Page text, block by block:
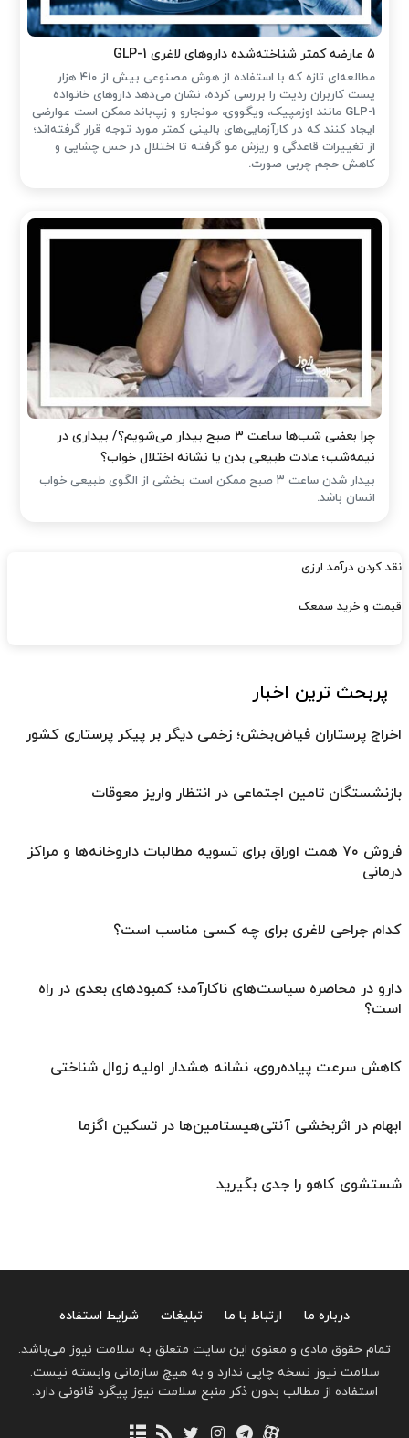
۵ عارضه کمتر شناخته‌شده داروهای لاغری GLP-1
مطالعه‌ای تازه که با استفاده از هوش مصنوعی بیش از ۴۱۰ هزار
پست کاربران ردیت را بررسی کرده، نشان می‌دهد داروهای خانواده
GLP-1 مانند اوزمپیک، ویگووی، مونجارو و زپ‌باند ممکن است عوارضی
ایجاد کنند که در کارآزمایی‌های بالینی کمتر مورد توجه قرار گرفته‌اند؛
از تغییرات قاعدگی و ریزش مو گرفته تا اختلال در حس چشایی و
کاهش حجم چربی صورت.
چرا بعضی شب‌ها ساعت ۳ صبح بیدار می‌شویم؟/ بیداری در
نیمه‌شب؛ عادت طبیعی بدن یا نشانه اختلال خواب؟
بیدار شدن ساعت ۳ صبح ممکن است بخشی از الگوی طبیعی خواب
انسان باشد.
نقد کردن درآمد ارزی
قیمت و خرید سمعک
پربحث ترین اخبار
اخراج پرستاران فیاض‌بخش؛ زخمی دیگر بر پیکر پرستاری کشور
بازنشستگان تامین اجتماعی در انتظار واریز معوقات
فروش ۷۰ همت اوراق برای تسویه مطالبات داروخانه‌ها و مراکز
درمانی
کدام جراحی لاغری برای چه کسی مناسب است؟
دارو در محاصره سیاست‌های ناکارآمد؛ کمبودهای بعدی در راه
است؟
کاهش سرعت پیاده‌روی، نشانه هشدار اولیه زوال شناختی
ابهام در اثربخشی آنتی‌هیستامین‌ها در تسکین اگزما
شستشوی کاهو را جدی بگیرید
درباره ما ارتباط با ما تبلیغات
شرایط استفاده
تمام حقوق مادی و معنوی این سایت متعلق به سلامت نیوز می‌باشد.
سلامت نیوز نسخه چاپی ندارد و به هیچ سازمانی وابسته نیست.
استفاده از مطالب بدون ذکر منبع سلامت نیوز پیگرد قانونی دارد.